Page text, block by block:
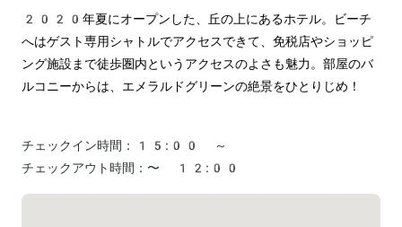
2020年夏にオープンした、丘の上にあるホテル。ビーチ
へはゲスト専用シャトルでアクセスできて、免税店やショッピ
ング施設まで徒歩圏内というアクセスのよさも魅力。部屋のバ
ルコニーからは、エメラルドグリーンの絶景をひとりじめ！
チェックイン時間：
15:00 ～
チェックアウト時間： 〜 12:00